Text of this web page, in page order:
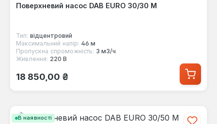
Поверхневий насос DAB EURO 30/30 M
Тип: відцентровий
Максимальний напір: 46 м
Пропускна спроможність: 3 м3/ч
Живлення: 220 В
Звичайна ціна:
18 850,00 ₴
В наявності